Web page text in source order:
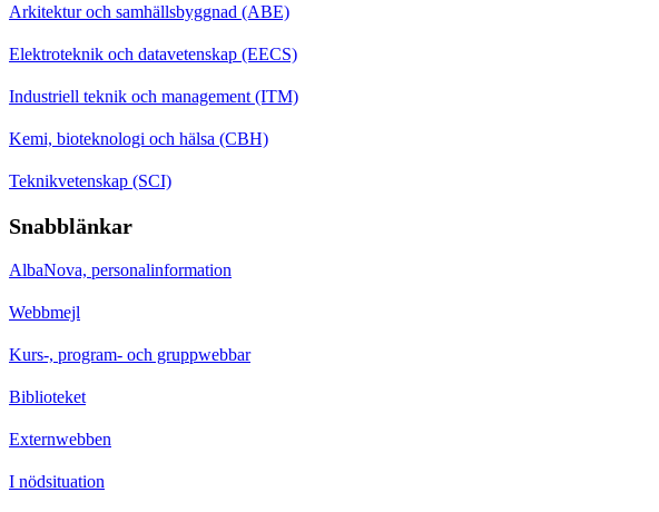
Arkitektur och samhällsbyggnad (ABE)
Elektroteknik och datavetenskap (EECS)
Industriell teknik och management (ITM)
Kemi, bioteknologi och hälsa (CBH)
Teknikvetenskap (SCI)
Snabblänkar
AlbaNova, personalinformation
Webbmejl
Kurs-, program- och gruppwebbar
Biblioteket
Externwebben
I nödsituation